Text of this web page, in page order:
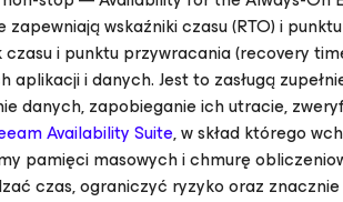
wskaźniki czasu (RTO) i
i punktu przywracania (recovery
i danych. Jest to zasługą
danych, zapobieganie ich utracie,
Availability Suite, w skład którego
pamięci masowych i chmurę
czas, ograniczyć ryzyko oraz